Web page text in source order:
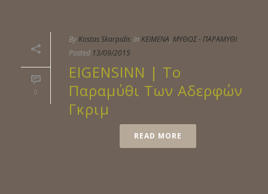
0
ByKostas Skarpidis In ΚΕΙΜΕΝΑ, ΜΥΘΟΣ - ΠΑΡΑΜΥΘΙ
Posted 13/09/2015
EIGENSINN | Το
Παραμύθι Των Αδερφών
Γκριμ
READ MORE